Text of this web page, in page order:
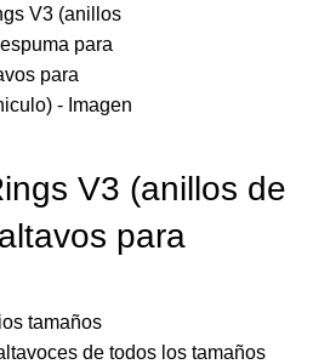
V3 (anillos de
para
tamaños
de todos los tamaños